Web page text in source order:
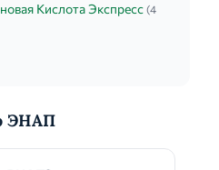
Кислота Экспресс (4
ЭНАП